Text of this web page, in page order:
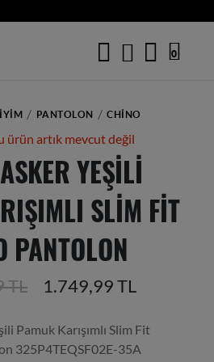
0
PANTOLON CHINO
ürün artık mevcut değil
YEŞILI
SLIM FIT
PANTOLON
TL 1.749,99 TL
Pamuk Karışımlı Slim Fit
325P4TEQSF02E-35A